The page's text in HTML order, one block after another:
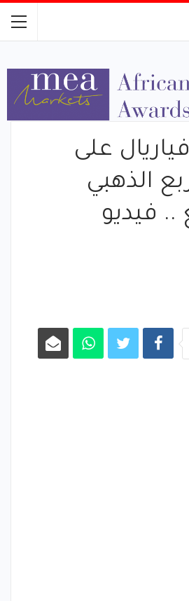
على
الذهبي
.. فيديو